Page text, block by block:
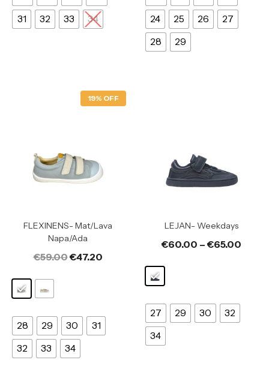
31
32 33 34
24
25 26
27
28
29
19% OFF
FLEXINENS- Mat/Lava
Napa/Ada
€59.00€47.20
28 29 30
31
32
33 34
LEJAN- Weekdays
€60.00 – €65.00
27 29 30
32
34